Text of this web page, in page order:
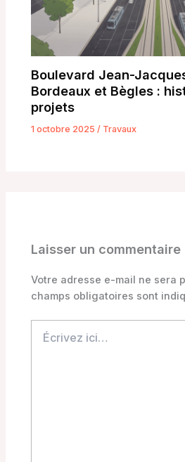
Boulevard Jean-
Bordeaux et Bègles :
projets
1 octobre 2025 / Travaux
Laisser un commentaire
Votre adresse e-mail ne sera
champs obligatoires sont
ici…